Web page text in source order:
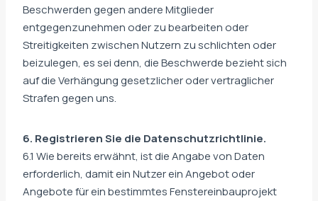
Beschwerden gegen andere Mitglieder
entgegenzunehmen oder zu bearbeiten oder
Streitigkeiten zwischen Nutzern zu schlichten oder
beizulegen, es sei denn, die Beschwerde bezieht sich
auf die Verhängung gesetzlicher oder vertraglicher
Strafen gegen uns.
6. Registrieren Sie die Datenschutzrichtlinie.
6.1 Wie bereits erwähnt, ist die Angabe von Daten
erforderlich, damit ein Nutzer ein Angebot oder
Angebote für ein bestimmtes Fenstereinbauprojekt